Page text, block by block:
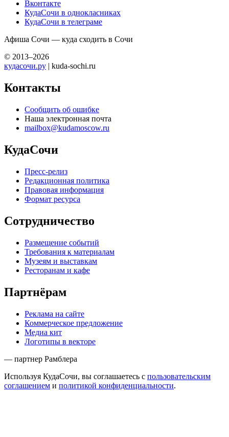
Вконтакте
КудаСочи в однокласниках
КудаСочи в телеграме
Афиша Сочи — куда сходить в Сочи
© 2013–2026
кудасочи.ру | kuda-sochi.ru
Контакты
Сообщить об ошибке
Наша электронная почта
mailbox@kudamoscow.ru
КудаСочи
Пресс-релиз
Редакционная политика
Правовая информация
Формат ресурса
Сотрудничество
Размещение событий
Требования к материалам
Музеям и выставкам
Ресторанам и кафе
Партнёрам
Реклама на сайте
Коммерческое предложение
Медиа кит
Логотипы в векторе
— партнер Рамблера
Используя КудаСочи, вы соглашаетесь с пользовательским
соглашением и политикой конфиденциальности.